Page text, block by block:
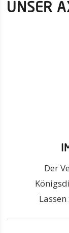
UNSER
Der